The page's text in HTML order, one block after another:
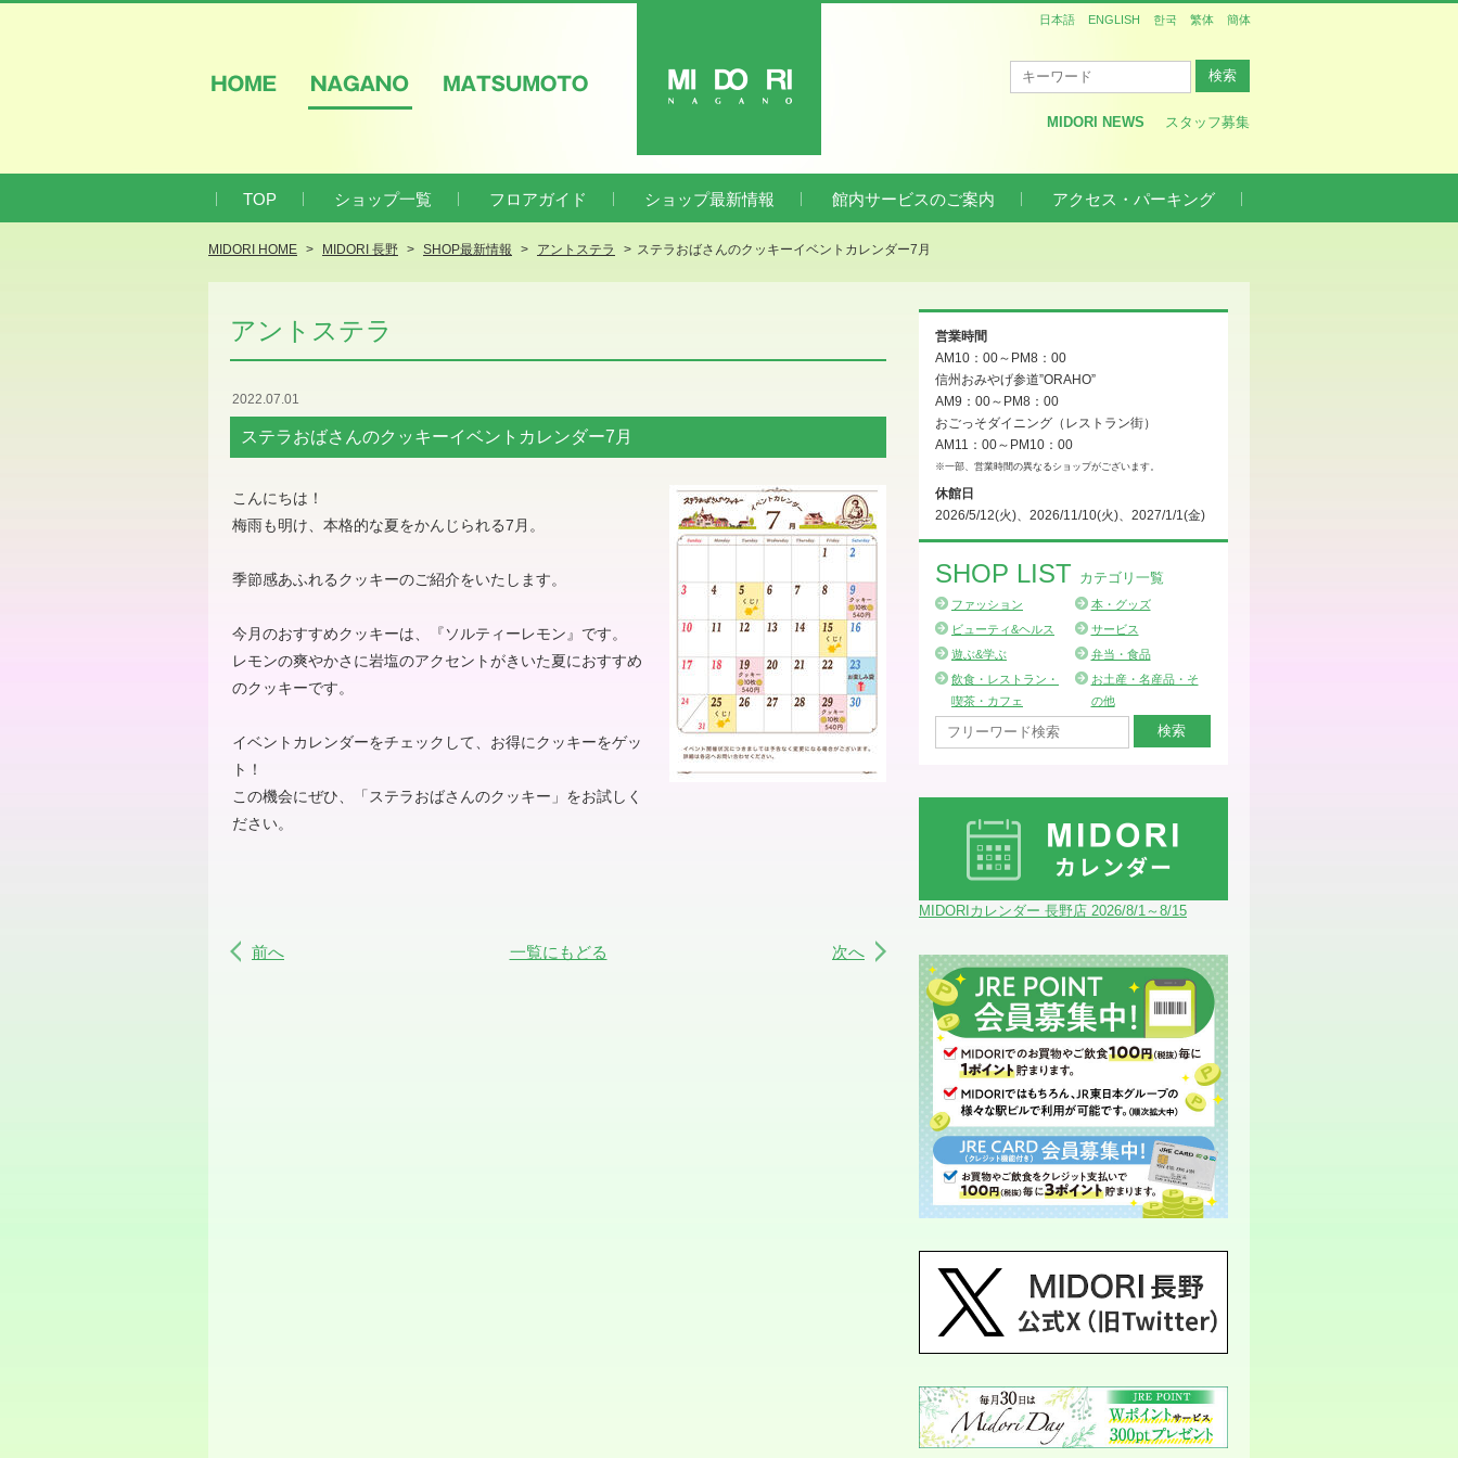
MIDORI NEWS
スタッフ募集
日本語 ENGLISH 한국 繁体 簡体
TOP ショップ一覧 フロアガイド ショップ最新情報 館内サービスのご案内 アクセス・パーキング
MIDORI HOME MIDORI 長野 SHOP最新情報 アントステラ ステラおばさんのクッキーイベントカレンダー7月
アントステラ
2022.07.01
ステラおばさんのクッキーイベントカレンダー7月
こんにちは！
梅雨も明け、本格的な夏をかんじられる7月。
季節感あふれるクッキーのご紹介をいたします。
今月のおすすめクッキーは、『ソルティーレモン』です。
レモンの爽やかさに岩塩のアクセントがきいた夏におすすめ
のクッキーです。
イベントカレンダーをチェックして、お得にクッキーをゲッ
ト！
この機会にぜひ、「ステラおばさんのクッキー」をお試しく
ださい。
前へ 一覧にもどる 次へ
営業時間
AM10：00～PM8：00
信州おみやげ参道”ORAHO”
AM9：00～PM8：00
おごっそダイニング（レストラン街）
AM11：00～PM10：00
※一部、営業時間の異なるショップがございます。
休館日
2026/5/12(火)、2026/11/10(火)、2027/1/1(金)
SHOP LIST カテゴリ一覧
ファッション
本・グッズ
ビューティ&ヘルス
サービス
遊ぶ&学ぶ
弁当・食品
飲食・レストラン・
喫茶・カフェ
お土産・名産品・そ
の他
MIDORIカレンダー 長野店 2026/8/1～8/15